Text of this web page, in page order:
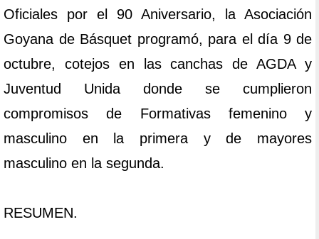
Oficiales por el 90 Aniversario, la Asociación
Goyana de Básquet programó, para el día 9 de
octubre, cotejos en las canchas de AGDA y
Juventud Unida donde se cumplieron
compromisos de Formativas femenino y
masculino en la primera y de mayores
masculino en la segunda.
RESUMEN.